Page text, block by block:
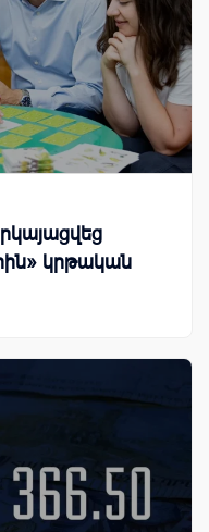
կրթական